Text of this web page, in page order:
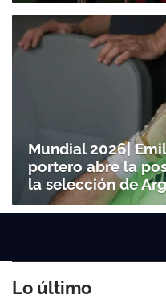
Mundial 2026|
portero abre la
la selección de
Lo último